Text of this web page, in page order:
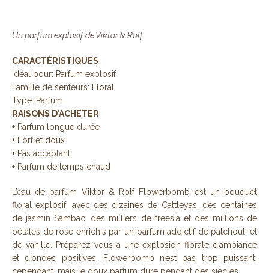
Un parfum explosif de Viktor & Rolf
CARACTÉRISTIQUES
Idéal pour: Parfum explosif
Famille de senteurs: Floral
Type: Parfum
RAISONS D’ACHETER
+ Parfum longue durée
+ Fort et doux
+ Pas accablant
+ Parfum de temps chaud
L’eau de parfum Viktor & Rolf Flowerbomb est un bouquet
floral explosif, avec des dizaines de Cattleyas, des centaines
de jasmin Sambac, des milliers de freesia et des millions de
pétales de rose enrichis par un parfum addictif de patchouli et
de vanille. Préparez-vous à une explosion florale d’ambiance
et d’ondes positives. Flowerbomb n’est pas trop puissant,
cependant, mais le doux parfum dure pendant des siècles.